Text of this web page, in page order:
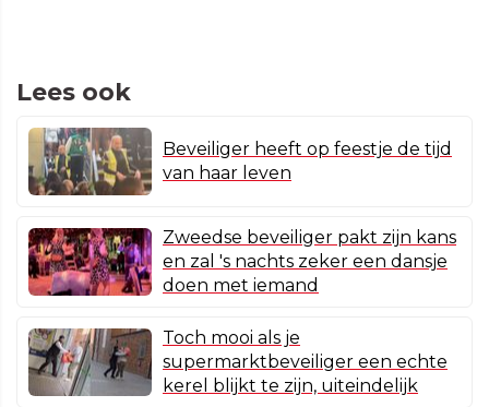
Lees ook
Beveiliger heeft op feestje de tijd
van haar leven
Zweedse beveiliger pakt zijn kans
en zal 's nachts zeker een dansje
doen met iemand
Toch mooi als je
supermarktbeveiliger een echte
kerel blijkt te zijn, uiteindelijk